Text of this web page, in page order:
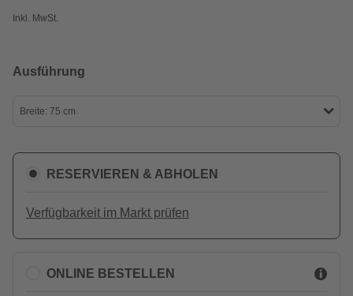
Inkl. MwSt.
Ausführung
Breite: 75 cm
RESERVIEREN & ABHOLEN
Verfügbarkeit im Markt prüfen
ONLINE BESTELLEN